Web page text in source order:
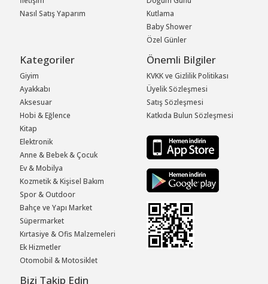
Nasıl Satış Yaparım
Kutlama
Baby Shower
Özel Günler
Kategoriler
Giyim
Ayakkabı
Aksesuar
Hobi & Eğlence
Kitap
Elektronik
Anne & Bebek & Çocuk
Ev & Mobilya
Kozmetik & Kişisel Bakım
Spor & Outdoor
Bahçe ve Yapı Market
Süpermarket
Kırtasiye & Ofis Malzemeleri
Ek Hizmetler
Otomobil & Motosiklet
Önemli Bilgiler
KVKK ve Gizlilik Politikası
Üyelik Sözleşmesi
Satış Sözleşmesi
Katkıda Bulun Sözleşmesi
Bizi Takip Edin